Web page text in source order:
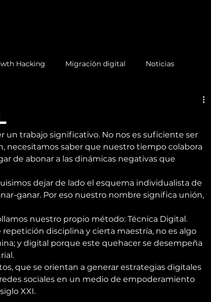
Hacking Migración digital Noticias
un trabajo significativo. No nos es suficiente ser
necesitamos saber que nuestro tiempo colabora
de abonar a las dinámicas negativas que
dejar de lado el esquema individualista de
ganar. Por eso nuestro nombre significa unión,
nuestro propio método: Técnica Digital.
disciplina y cierta maestría, no es algo
y digital porque este quehacer se desempeña
que se orientan a generar estrategias digitales
sociales en un medio de empoderamiento
XXI.